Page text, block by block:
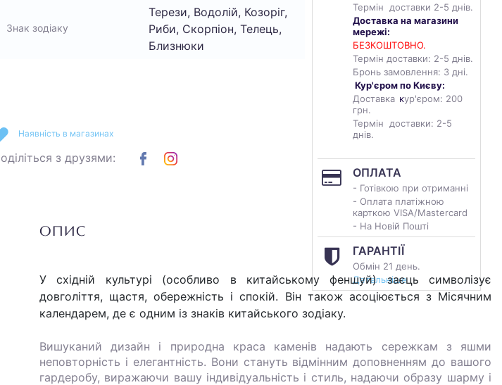
Знак зодіаку
Терези, Водолій, Козоріг,
Риби, Скорпіон, Телець,
Близнюки
Термін доставки 2-5 днів.
Доставка на магазини
мережі:
БЕЗКОШТОВНО.
Термін доставки: 2-5 днів.
Бронь замовлення: 3 дні.
Кур'єром по Києву:
Доставка кур'єром: 200
грн.
Термін доставки: 2-5
днів.
ОПЛАТА
- Готівкою при отриманні
- Оплата платіжною
карткою VISA/Mastercard
- На Новій Пошті
ГАРАНТІЇ
Обмін 21 день.
Детальніше
Наявність в магазинах
з друзями:
ОПИС
У східній культурі (особливо в китайському феншуй) заєць символізує
довголіття, щастя, обережність і спокій. Він також асоціюється з Місячним
календарем, де є одним із знаків китайського зодіаку.
Вишуканий дизайн і природна краса каменів надають сережкам з яшми
неповторність і елегантність. Вони стануть відмінним доповненням до вашого
гардеробу, виражаючи вашу індивідуальність і стиль, надаючи образу шарму і